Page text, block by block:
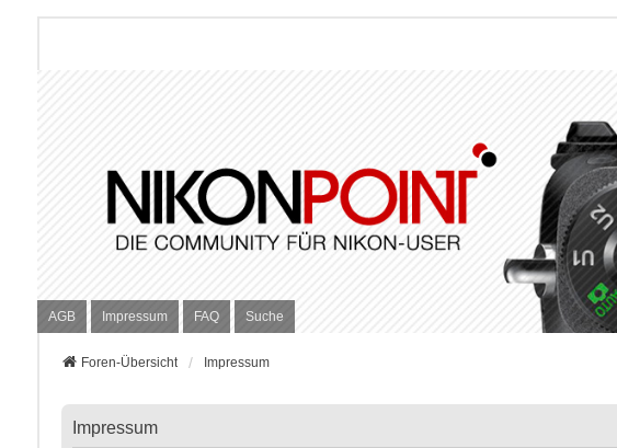
AGB Impressum FAQ Suche
Foren-Übersicht Impressum
Impressum